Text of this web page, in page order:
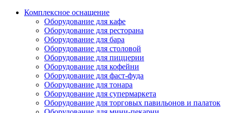
Комплексное оснащение
Оборудование для кафе
Оборудование для ресторана
Оборудование для бара
Оборудование для столовой
Оборудование для пиццерии
Оборудование для кофейни
Оборудование для фаст-фуда
Оборудование для тонара
Оборудование для супермаркета
Оборудование для торговых павильонов и палаток